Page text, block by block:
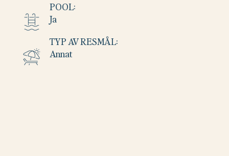
TYP AV RESMÅL:
Annat
POOL:
Ja